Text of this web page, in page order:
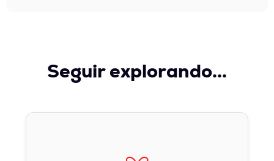
Seguir explorando...